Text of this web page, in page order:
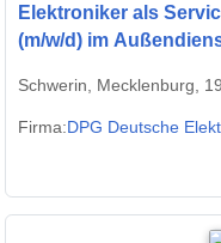
Elektroniker als
(m/w/d) im
Schwerin, Mecklenburg,
Firma:DPG Deutsche